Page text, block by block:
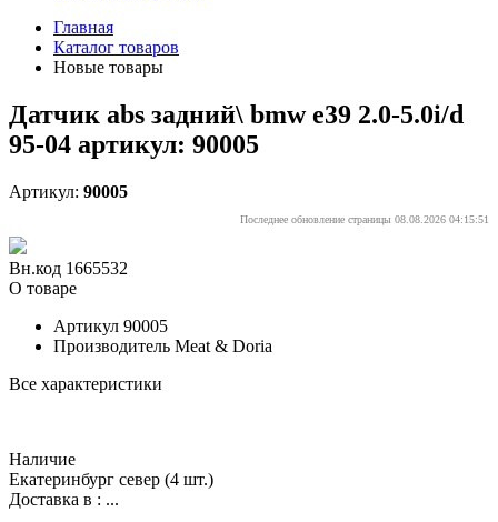
Главная
Каталог товаров
Новые товары
Датчик abs задний\ bmw e39 2.0-5.0i/d
95-04 артикул: 90005
Артикул: 90005
Последнее обновление страницы 08.08.2026 04:15:51
Вн.код 1665532
О товаре
Артикул 90005
Производитель Meat & Doria
Все характеристики
Наличие
Екатеринбург север (4 шт.)
Доставка в : ...